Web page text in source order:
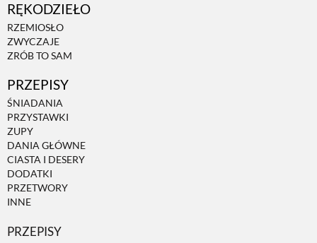
RĘKODZIEŁO
RZEMIOSŁO
ZWYCZAJE
ZRÓB TO SAM
PRZEPISY
ŚNIADANIA
PRZYSTAWKI
ZUPY
DANIA GŁÓWNE
CIASTA I DESERY
DODATKI
PRZETWORY
INNE
PRZEPISY